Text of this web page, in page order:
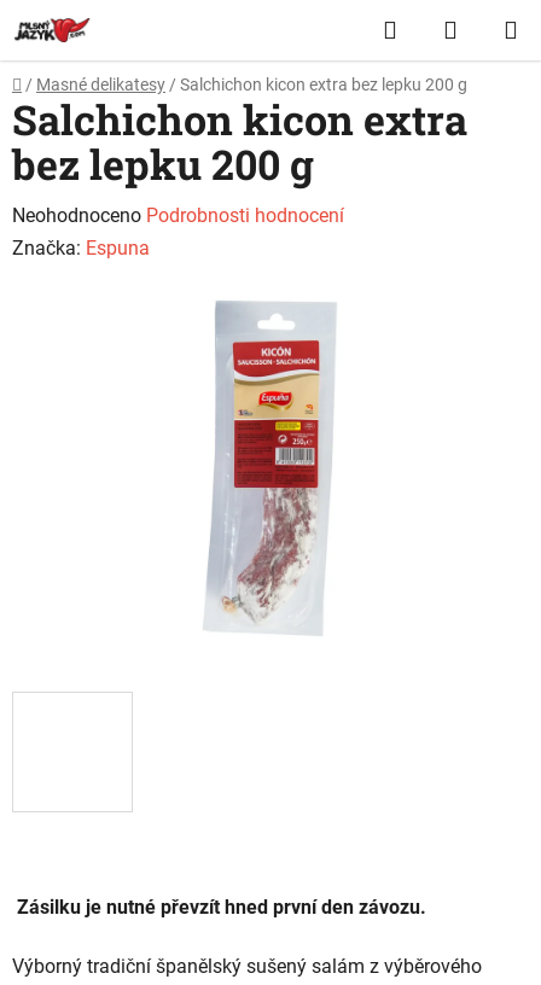
na
obsah
Hledat
KOŠÍK
Domů
/ Masné delikatesy / Salchichon kicon extra bez lepku 200 g
Zásilku je nutné převzít hned první den závozu.
Výborný tradiční španělský sušený salám z výběrového
Salchichon kicon extra
bez lepku 200 g
Průměrné
hodnocení
Neohodnoceno Podrobnosti hodnocení
Značka: Espuna